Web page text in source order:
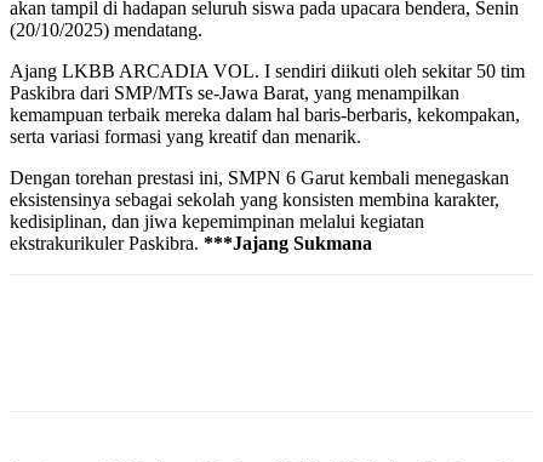
akan tampil di hadapan seluruh siswa pada upacara bendera, Senin
(20/10/2025) mendatang.
Ajang LKBB ARCADIA VOL. I sendiri diikuti oleh sekitar 50 tim
Paskibra dari SMP/MTs se-Jawa Barat, yang menampilkan
kemampuan terbaik mereka dalam hal baris-berbaris, kekompakan,
serta variasi formasi yang kreatif dan menarik.
Dengan torehan prestasi ini, SMPN 6 Garut kembali menegaskan
eksistensinya sebagai sekolah yang konsisten membina karakter,
kedisiplinan, dan jiwa kepemimpinan melalui kegiatan
ekstrakurikuler Paskibra. ***Jajang Sukmana